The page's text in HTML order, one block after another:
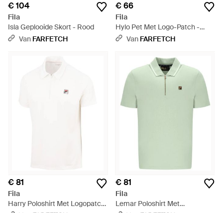
€ 104
Fila
Isla Geplooide Skort - Rood
Van FARFETCH
€ 66
Fila
Hylo Pet Met Logo-Patch -
Zwart
Van FARFETCH
€ 81
Fila
Harry Poloshirt Met Logopatch
€ 81
Fila
Lemar Poloshirt Met